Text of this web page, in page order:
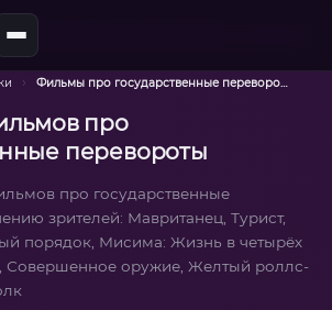
›
про
перевороты
про государственные
зрителей: Мавританец, Турист,
порядок, Мисима: Жизнь в четырёх
Совершенное оружие, Желтый роллс-